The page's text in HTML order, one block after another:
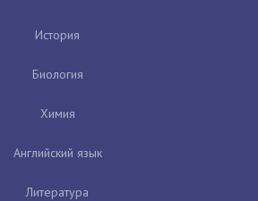
История
Биология
Химия
Английский язык
Литература